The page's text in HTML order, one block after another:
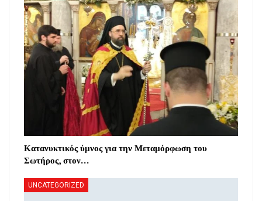
Κατανυκτικός ύμνος για την Μεταμόρφωση του
Σωτήρος, στον…
UNCATEGORIZED